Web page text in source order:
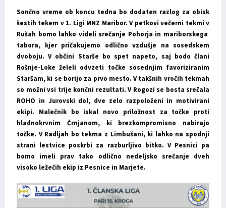
Sončno vreme ob koncu tedna bo dodaten razlog za obisk
šestih tekem v 1. Ligi MNZ Maribor. V petkovi večerni tekmi v
Rušah bomo lahko videli srečanje Pohorja in mariborskega
tabora, kjer pričakujemo odlično vzdušje na sosedskem
dvoboju. V občini Starše bo spet napeto, saj bodo člani
Rošnje-Loke želeli odvzeti točke sosednjim favoriziranim
Staršam, ki se borijo za prvo mesto. V takšnih vročih tekmah
so možni vsi trije končni rezultati. V Rogozi se bosta srečala
ROHO in Jurovski dol, dve zelo razpoloženi in motivirani
ekipi. Malečnik bo iskal novo priložnost za točke proti
hladnokrvnim Črnjanom, ki brezkompromisno nabirajo
točke. V Radljah bo tekma z Limbušani, ki lahko na spodnji
strani lestvice poskrbi za razburljivo bitko. V Pesnici pa
bomo imeli prav tako odlično nedeljsko srečanje dveh
visoko ležečih ekip iz Pesnice in Marjete.